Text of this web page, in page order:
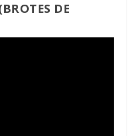
DE